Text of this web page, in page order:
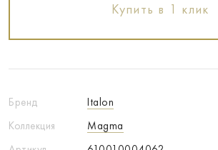
Бренд
Italon
Коллекция
Magma
Купить в 1 клик